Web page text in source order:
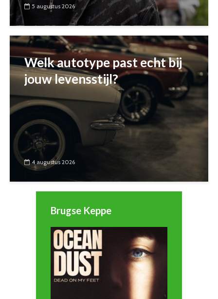
5 augustus 2026
Welk autotype past echt bij
jouw levensstijl?
4 augustus 2026
Brugse Keppe